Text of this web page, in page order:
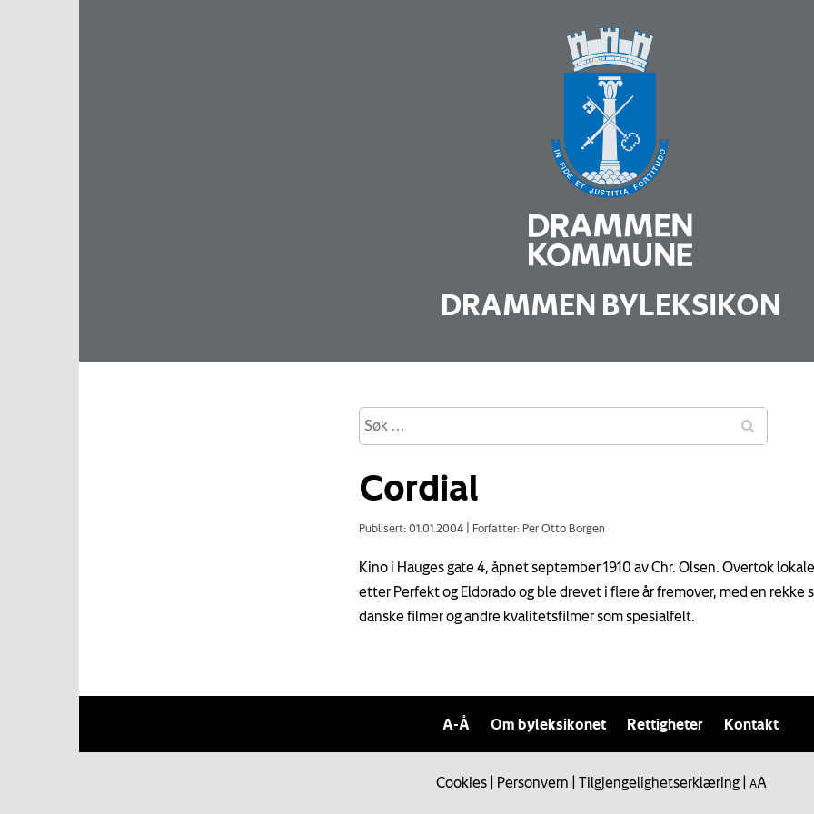
DRAMMEN BYLEKSIKON
Cordial
Publisert: 01.01.2004 Forfatter: Per Otto Borgen
Kino i Hauges gate 4, åpnet september 1910 av Chr. Olsen. Overtok
etter Perfekt og Eldorado og ble drevet i flere år fremover, med en rekke
danske filmer og andre kvalitetsfilmer som spesialfelt.
A-Å Om byleksikonet Rettigheter Kontakt
Cookies Personvern Tilgjengelighetserklæring AA